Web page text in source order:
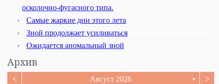
осколочно-фугасного типа.
Самые жаркие дни этого лета
Зной продолжает усиливаться
Ожидается аномальный зной
Архив
< Август 2026 ▼ >